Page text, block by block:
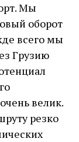
Мы
оборот
всего мы
Грузию
велик.
резко